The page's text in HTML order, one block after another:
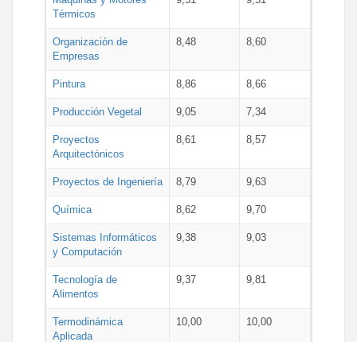
Térmicos
Organización de
Empresas
8,48 8,60
Pintura 8,86 8,66
Producción Vegetal 9,05 7,34
Proyectos
Arquitectónicos
8,61 8,57
Proyectos de Ingeniería 8,79 9,63
Química 8,62 9,70
Sistemas Informáticos
y Computación
9,38 9,03
Tecnología de
Alimentos
9,37 9,81
Termodinámica
Aplicada
10,00 10,00